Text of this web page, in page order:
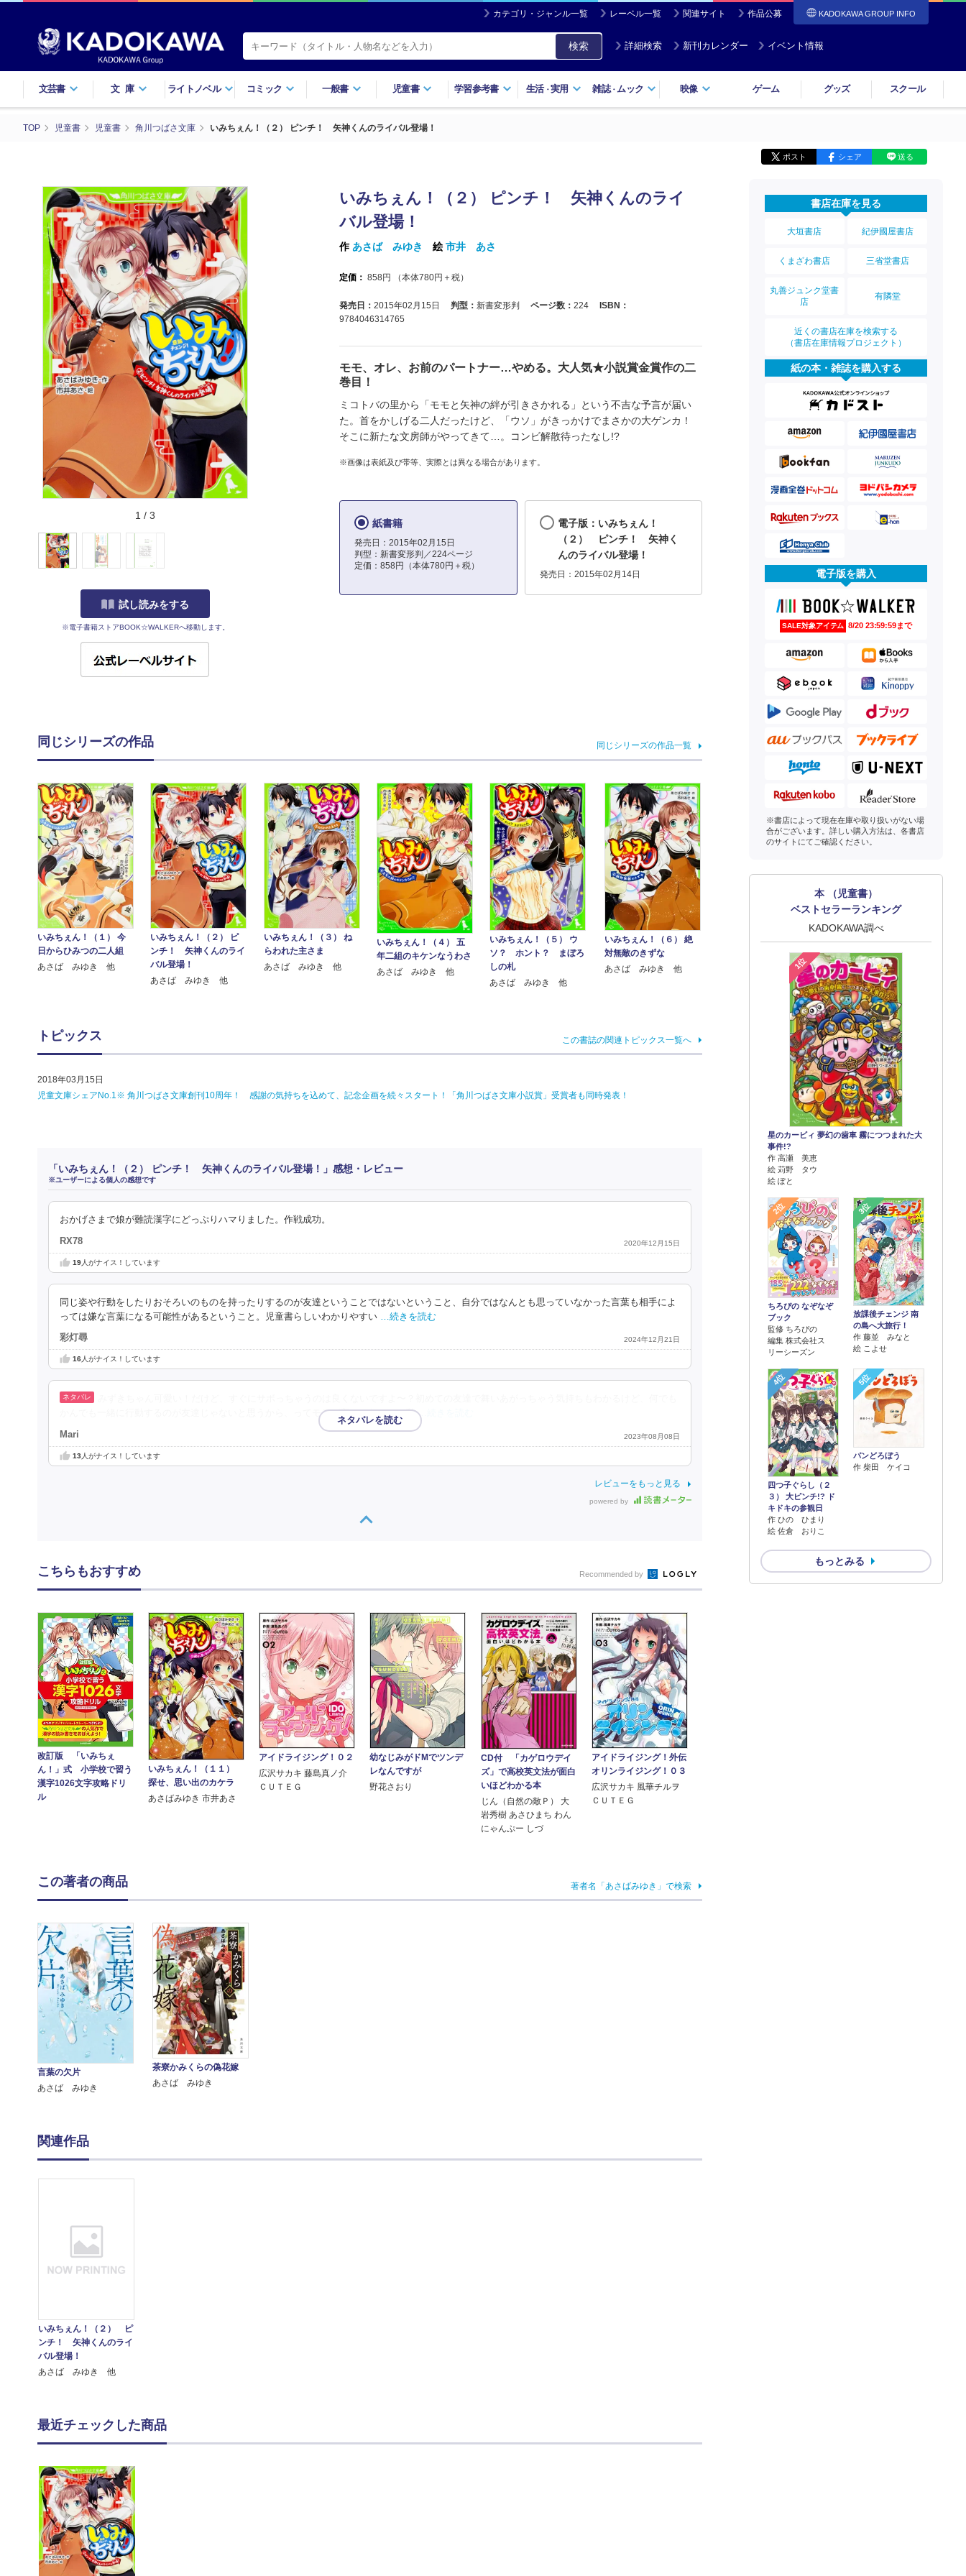
カテゴリ・ジャンル一覧 レーベル一覧 関連サイト 作品公募 KADOKAWA GROUP INFO
検索 詳細検索 新刊カレンダー イベント情報
文芸書 文庫 ライトノベル コミック 一般書 児童書 学習参考書 生活・実用 雑誌・ ムック 映像 ゲーム グッズ スクール
TOP 児童書 児童書 角川つばさ文庫 いみちぇん！（２） ピンチ！ 矢神くんのライバル登場！
ポスト シェア 送る
1 / 3
試し読みをする
※電子書籍ストアBOOK☆WALKERへ移動します。
いみちぇん！（２） ピンチ！ 矢神くんのライ
バル登場！
作 あさば みゆき 絵市井 あさ
定価： 858円 （本体780円＋税）
発売日： 2015年02月15日 判型： 新書変形判 ページ数： 224
ISBN：
9784046314765
モモ、オレ、お前のパートナー…やめる。大人気★小説賞金賞作の二
巻目！
ミコトバの里から「モモと矢神の絆が引きさかれる」という不吉な予言が届い
た。首をかしげる二人だったけど、「ウソ」がきっかけでまさかの大ゲンカ！
そこに新たな文房師がやってきて…。コンビ解散待ったなし!?
※画像は表紙及び帯等、実際とは異なる場合があります。
紙書籍
発売日：2015年02月15日
判型：新書変形判／224ページ
定価：858円（本体780円＋税）
電子版：いみちぇん！
（２） ピンチ！ 矢神く
んのライバル登場！
発売日：2015年02月14日
同じシリーズの作品 同じシリーズの作品一覧
いみちぇん！（１） 今
日からひみつの二人組
あさば みゆき 他
いみちぇん！（２） ピ
ンチ！ 矢神くんのライ
バル登場！
あさば みゆき 他
いみちぇん！（３） ね
らわれた主さま
あさば みゆき 他
いみちぇん！（４） 五
年二組のキケンなうわさ
あさば みゆき 他
いみちぇん！（５） ウ
ソ？ ホント？ まぼろ
しの札
あさば みゆき 他
いみちぇん！（６） 絶
対無敵のきずな
あさば みゆき 他
トピックス この書誌の関連トピックス一覧へ
2018年03月15日
児童文庫シェアNo.1※ 角川つばさ文庫創刊10周年！ 感謝の気持ちを込めて、記念企画を続々スタート！「角川つばさ文庫小説賞」受賞者も同時発表！
「いみちぇん！（２） ピンチ！ 矢神くんのライバル登場！」感想・レビュー
※ユーザーによる個人の感想です
おかげさまで娘が難読漢字にどっぷりハマりました。作戦成功。
RX78 2020年12月15日
19人がナイス！しています
同じ姿や行動をしたりおそろいのものを持ったりするのが友達ということではないということ、自分ではなんとも思っていなかった言葉も相手によ
っては嫌な言葉になる可能性があるということ。児童書らしいわかりやすい …続きを読む
彩灯尋 2024年12月21日
16人がナイス！しています
かんでも一緒に行動するのが友達じゃないと思うから、ってモモが言ってたことに私 …続きを読む
Mari 2023年08月08日
13人がナイス！しています
レビューをもっと見る
powered by
書店在庫を見る
大垣書店 紀伊國屋書店
くまざわ書店 三省堂書店
丸善ジュンク堂書
店
有隣堂
近くの書店在庫を検索する
（書店在庫情報プロジェクト）
紙の本・雑誌を購入する
電子版を購入
SALE対象アイテム 8/20 23:59:59まで
※書店によって現在在庫や取り扱いがない場
合がございます。詳しい購入方法は、各書店
のサイトにてご確認ください。
本 （児童書）
ベストセラーランキング
KADOKAWA調べ
1位
星のカービィ 夢幻の歯車 霧につつまれた大
事件!?
作 高瀬 美恵
絵 苅野 タウ
絵 ぽと
2位
ちろぴの なぞなぞ
ブック
監修 ちろぴの
編集 株式会社ス
リーシーズン
3位
放課後チェンジ 南
の島へ大旅行！
作 藤並 みなと
絵 こよせ
4位
四つ子ぐらし（２
３） 大ピンチ!? ド
キドキの参観日
作 ひの ひまり
絵 佐倉 おりこ
5位
パンどろぼう
作 柴田 ケイコ
もっとみる
こちらもおすすめ Recommended by
改訂版 「いみちぇ
ん！」式 小学校で習う
漢字1026文字攻略ドリ
ル
いみちぇん！（１１）
探せ、思い出のカケラ
あさばみゆき 市井あさ
アイドライジング！０２
広沢サカキ 藤島真ノ介
ＣＵＴＥＧ
幼なじみがドMでツンデ
レなんですが
野花さおり
CD付 「カゲロウデイ
ズ」で高校英文法が面白
いほどわかる本
じん（自然の敵Ｐ） 大
岩秀樹 あさひまち わん
にゃんぷー しづ
アイドライジング！外伝
オリンライジング！０３
広沢サカキ 風華チルヲ
ＣＵＴＥＧ
この著者の商品 著者名「あさばみゆき」で検索
言葉の欠片
あさば みゆき
茶寮かみくらの偽花嫁
あさば みゆき
関連作品
いみちぇん！（２） ピ
ンチ！ 矢神くんのライ
バル登場！
あさば みゆき 他
最近チェックした商品